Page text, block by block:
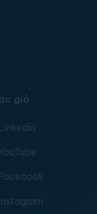
giả